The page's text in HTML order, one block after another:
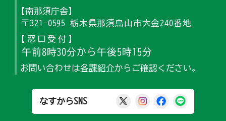
【南那須庁舎】
〒321-0595 栃木県那須烏山市大金240番地
【窓口受付】
午前8時30分から午後5時15分
お問い合わせは各課紹介からご確認ください。
なすからSNS 那須烏山市公式X
那須烏山市公式
那須烏山市